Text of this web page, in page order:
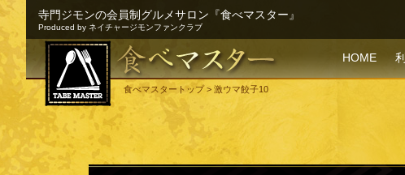
寺門ジモンの会員制グルメサロン『食べマスター』
Produced by ネイチャージモンファンクラブ
HOME
食べマスタートップ> 激ウマ餃子10